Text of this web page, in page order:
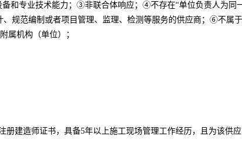
和专业技术能力；③非联合体响应；④不存在“单位负责人为同
规范编制或者项目管理、监理、检测等服务的供应商；⑥不属
属机构（单位）；
建造师证书，具备5年以上施工现场管理工作经历，且为该供